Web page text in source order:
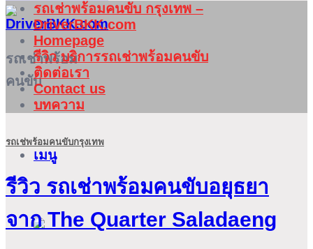
รถเช่าพร้อม
คนขับ
เมนู
รถเช่าพร้อมคนขับ กรุงเทพ –
DriverBKK.com
Homepage
รีวิว บริการรถเช่าพร้อมคนขับ
ติดต่อเรา
Contact us
บทความ
รถเช่พร้อมคนขับกรุงเทพ
รีวิว รถเช่าพร้อมคนขับอยุธยา
จาก The Quarter Saladaeng